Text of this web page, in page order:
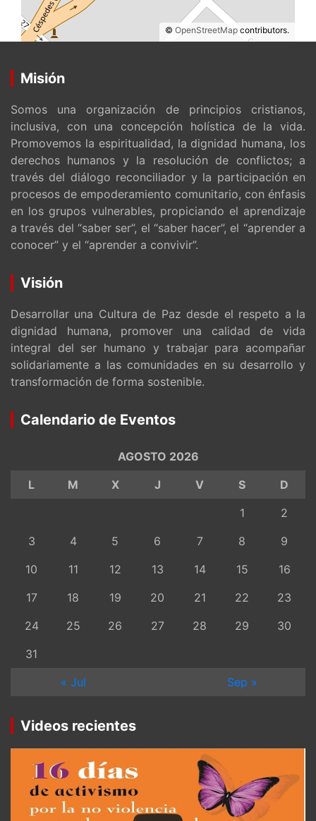
© OpenStreetMap contributors.
Misión
Somos una organización de principios cristianos,
inclusiva, con una concepción holística de la vida.
Promovemos la espiritualidad, la dignidad humana, los
derechos humanos y la resolución de conflictos; a
través del diálogo reconciliador y la participación en
procesos de empoderamiento comunitario, con énfasis
en los grupos vulnerables, propiciando el aprendizaje
a través del “saber ser”, el “saber hacer”, el “aprender a
conocer” y el “aprender a convivir”.
Visión
Desarrollar una Cultura de Paz desde el respeto a la
dignidad humana, promover una calidad de vida
integral del ser humano y trabajar para acompañar
solidariamente a las comunidades en su desarrollo y
transformación de forma sostenible.
Calendario de Eventos
AGOSTO 2026
L
M X J V S
D
1
2
3
4 5 6 7 8
9
10
11 12 13 14 15
16
17
18 19 20 21 22
23
24
25 26 27 28 29
30
31
« Jul
Sep »
Videos recientes